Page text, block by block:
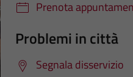
Prenota
Problemi in città
Segnala disservizio